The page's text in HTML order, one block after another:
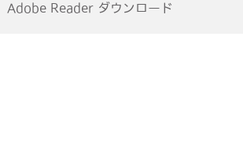
Adobe Reader ダウンロード